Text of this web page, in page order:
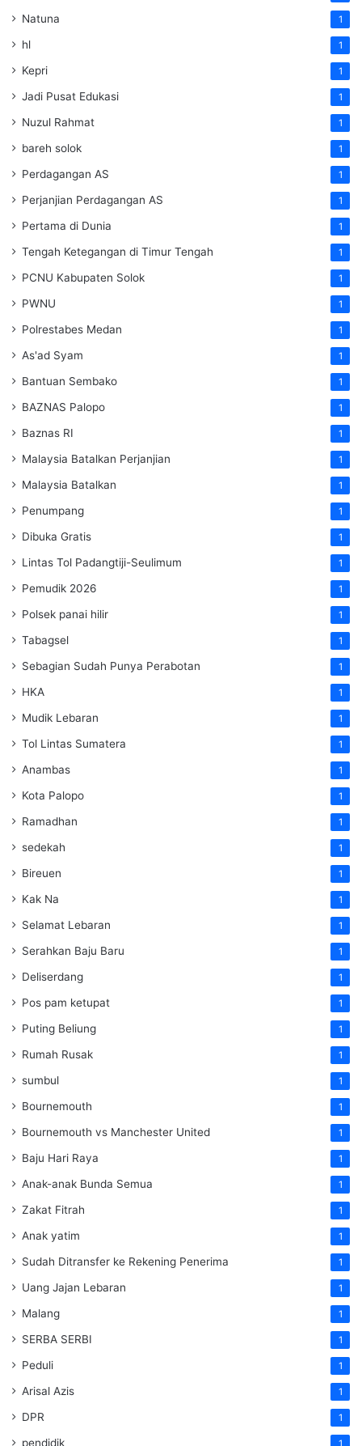
Natuna 1
hl 1
Kepri 1
Jadi Pusat Edukasi 1
Nuzul Rahmat 1
bareh solok 1
Perdagangan AS 1
Perjanjian Perdagangan AS 1
Pertama di Dunia 1
Tengah Ketegangan di Timur Tengah 1
PCNU Kabupaten Solok 1
PWNU 1
Polrestabes Medan 1
As'ad Syam 1
Bantuan Sembako 1
BAZNAS Palopo 1
Baznas RI 1
Malaysia Batalkan Perjanjian 1
Malaysia Batalkan 1
Penumpang 1
Dibuka Gratis 1
Lintas Tol Padangtiji-Seulimum 1
Pemudik 2026 1
Polsek panai hilir 1
Tabagsel 1
Sebagian Sudah Punya Perabotan 1
HKA 1
Mudik Lebaran 1
Tol Lintas Sumatera 1
Anambas 1
Kota Palopo 1
Ramadhan 1
sedekah 1
Bireuen 1
Kak Na 1
Selamat Lebaran 1
Serahkan Baju Baru 1
Deliserdang 1
Pos pam ketupat 1
Puting Beliung 1
Rumah Rusak 1
sumbul 1
Bournemouth 1
Bournemouth vs Manchester United 1
Baju Hari Raya 1
Anak-anak Bunda Semua 1
Zakat Fitrah 1
Anak yatim 1
Sudah Ditransfer ke Rekening Penerima 1
Uang Jajan Lebaran 1
Malang 1
SERBA SERBI 1
Peduli 1
Arisal Azis 1
DPR 1
pendidik 1